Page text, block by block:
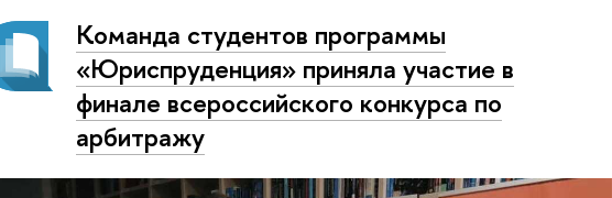
Команда студентов программы
«Юриспруденция» приняла участие в
финале всероссийского конкурса по
арбитражу